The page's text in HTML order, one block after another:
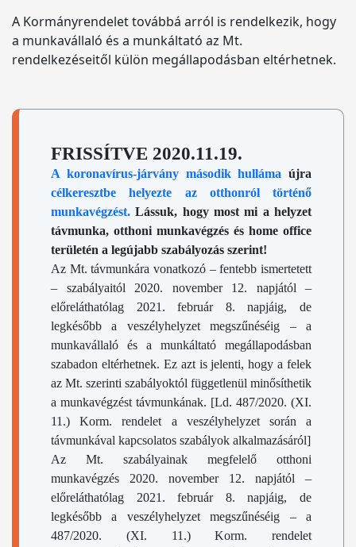
A Kormányrendelet továbbá arról is rendelkezik, hogy
a munkavállaló és a munkáltató az Mt.
rendelkezéseitől külön megállapodásban eltérhetnek.
FRISSÍTVE 2020.11.19.
A koronavírus-járvány második hulláma újra
célkeresztbe helyezte az otthonról történő
munkavégzést. Lássuk, hogy most mi a helyzet
távmunka, otthoni munkavégzés és home office
területén a legújabb szabályozás szerint!
Az Mt. távmunkára vonatkozó – fentebb ismertetett
– szabályaitól 2020. november 12. napjától –
előreláthatólag 2021. február 8. napjáig, de
legkésőbb a veszélyhelyzet megszűnéséig – a
munkavállaló és a munkáltató megállapodásban
szabadon eltérhetnek. Ez azt is jelenti, hogy a felek
az Mt. szerinti szabályoktól függetlenül minősíthetik
a munkavégzést távmunkának. [Ld. 487/2020. (XI.
11.) Korm. rendelet a veszélyhelyzet során a
távmunkával kapcsolatos szabályok alkalmazásáról]
Az Mt. szabályainak megfelelő otthoni
munkavégzés 2020. november 12. napjától –
előreláthatólag 2021. február 8. napjáig, de
legkésőbb a veszélyhelyzet megszűnéséig – a
487/2020. (XI. 11.) Korm. rendelet